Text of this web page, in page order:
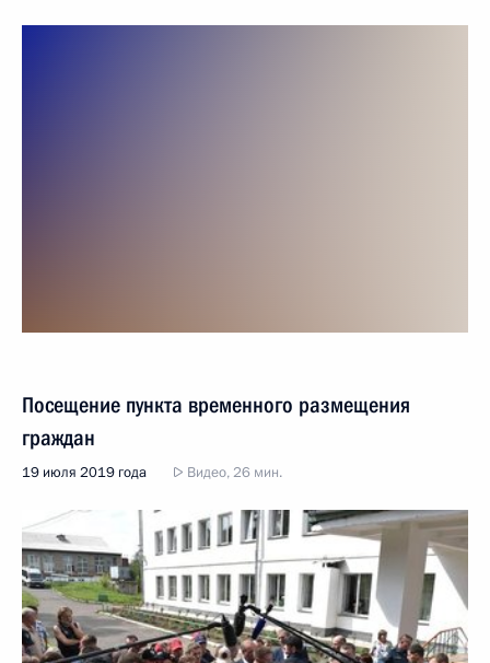
Посещение пункта временного размещения
граждан
19 июля 2019 года Видео, 26 мин.